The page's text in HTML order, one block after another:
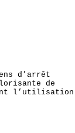
d’arrêt
de
l’utilisation